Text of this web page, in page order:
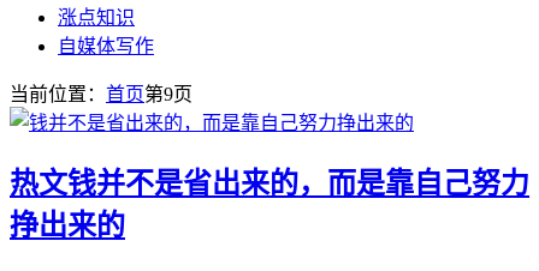
涨点知识
自媒体写作
当前位置： 首页第9页
热文钱并不是省出来的，而是靠自己努力
挣出来的